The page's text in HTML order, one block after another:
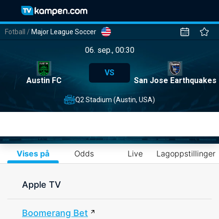
Fotball / Major League Soccer
06. sep., 00:30
Austin FC
VS
San Jose Earthquakes
Q2 Stadium (Austin, USA)
Vises på Odds Live Lagoppstillinger
Apple TV
Boomerang Bet